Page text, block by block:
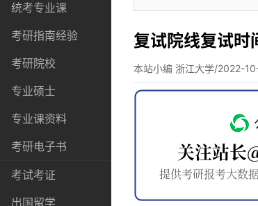
统考专业课
考研指南经验
考研院校
专业硕士
专业课资料
考研电子书
考试考证
出国留学
复试院线复试时
本站小编 浙江大学/2022-